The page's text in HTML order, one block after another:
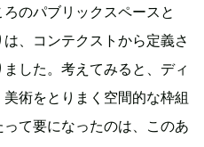
のパブリックスペースと
、コンテクストから定義さ
した。考えてみると、ディ
術をとりまく空間的な枠組
て要になったのは、このあ